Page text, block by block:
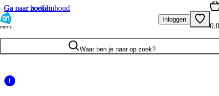
Ga naar hoofdinhoud
Ga naar zoeken
menu
Inloggen
Waar ben je naar op zoek?